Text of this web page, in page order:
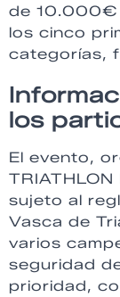
de 10.000€
los cinco
categorías,
los
El evento,
sujeto al
Vasca de
varios
seguridad
prioridad,